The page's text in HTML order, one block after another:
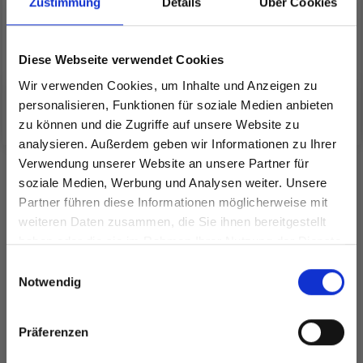
Diese Webseite verwendet Cookies
Wir verwenden Cookies, um Inhalte und Anzeigen zu
personalisieren, Funktionen für soziale Medien anbieten
zu können und die Zugriffe auf unsere Website zu
analysieren. Außerdem geben wir Informationen zu Ihrer
Verwendung unserer Website an unsere Partner für
soziale Medien, Werbung und Analysen weiter. Unsere
Partner führen diese Informationen möglicherweise mit
weiteren Daten zusammen, die Sie ihnen bereitgestellt
haben oder die sie im Rahmen Ihrer Nutzung der Dienste
Notwendig
Präferenzen
EUR 10.15
Alle Optionen ansehen Alle Optionen ansehen
ANDERE KAUFTEN AUCH
Spare bis zu 50%
und erhalte exklusiven Zugang zu